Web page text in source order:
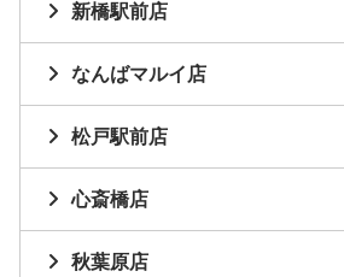
新橋駅前店
なんばマルイ店
松戸駅前店
心斎橋店
秋葉原店